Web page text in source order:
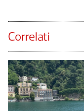
Correlati